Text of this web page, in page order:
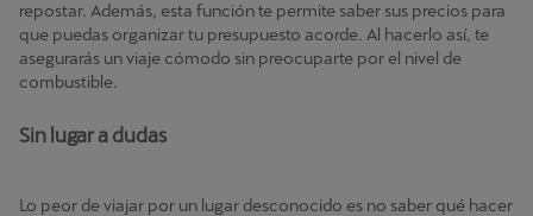
repostar. Además, esta función te permite saber sus precios para
que puedas organizar tu presupuesto acorde. Al hacerlo así, te
asegurarás un viaje cómodo sin preocuparte por el nivel de
combustible.
Sin lugar a dudas
Lo peor de viajar por un lugar desconocido es no saber qué hacer